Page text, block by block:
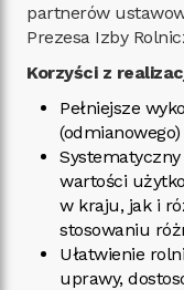
partnerów
Prezesa Izby
Korzyści z
Pełniejsze
wartości
w kraju, jak i
stosowaniu
Ułatwienie
uprawy,